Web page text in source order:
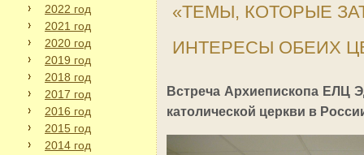
2022 год
2021 год
2020 год
2019 год
2018 год
2017 год
2016 год
2015 год
2014 год
«ТЕМЫ, КОТОРЫЕ
ИНТЕРЕСЫ ОБЕИХ
Встреча Архиепископа ЕЛЦ
католической церкви в